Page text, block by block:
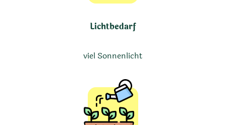
Lichtbedarf
viel Sonnenlicht